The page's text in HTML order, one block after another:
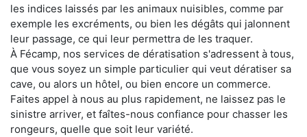
les indices laissés par les animaux nuisibles, comme par
exemple les excréments, ou bien les dégâts qui jalonnent
leur passage, ce qui leur permettra de les traquer.
À Fécamp, nos services de dératisation s'adressent à tous,
que vous soyez un simple particulier qui veut dératiser sa
cave, ou alors un hôtel, ou bien encore un commerce.
Faites appel à nous au plus rapidement, ne laissez pas le
sinistre arriver, et faîtes-nous confiance pour chasser les
rongeurs, quelle que soit leur variété.